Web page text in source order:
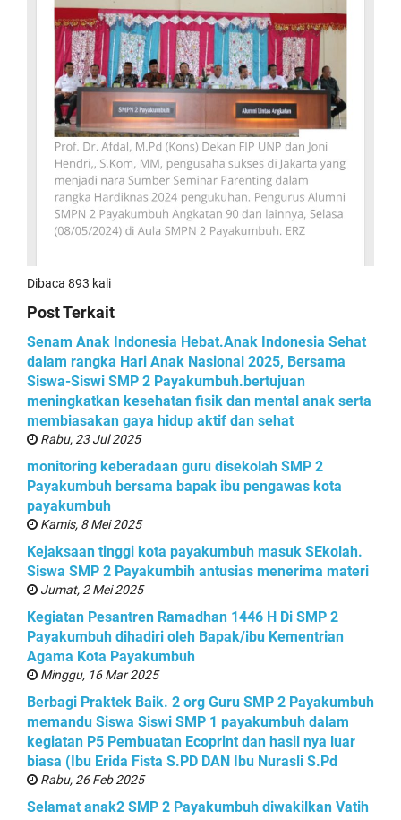
Dibaca 893 kali
Post Terkait
Senam Anak Indonesia Hebat.Anak Indonesia Sehat
dalam rangka Hari Anak Nasional 2025, Bersama
Siswa-Siswi SMP 2 Payakumbuh.bertujuan
meningkatkan kesehatan fisik dan mental anak serta
membiasakan gaya hidup aktif dan sehat
Rabu, 23 Jul 2025
monitoring keberadaan guru disekolah SMP 2
Payakumbuh bersama bapak ibu pengawas kota
payakumbuh
Kamis, 8 Mei 2025
Kejaksaan tinggi kota payakumbuh masuk SEkolah.
Siswa SMP 2 Payakumbih antusias menerima materi
Jumat, 2 Mei 2025
Kegiatan Pesantren Ramadhan 1446 H Di SMP 2
Payakumbuh dihadiri oleh Bapak/ibu Kementrian
Agama Kota Payakumbuh
Minggu, 16 Mar 2025
Berbagi Praktek Baik. 2 org Guru SMP 2 Payakumbuh
memandu Siswa Siswi SMP 1 payakumbuh dalam
kegiatan P5 Pembuatan Ecoprint dan hasil nya luar
biasa (Ibu Erida Fista S.PD DAN Ibu Nurasli S.Pd
Rabu, 26 Feb 2025
Selamat anak2 SMP 2 Payakumbuh diwakilkan Vatih